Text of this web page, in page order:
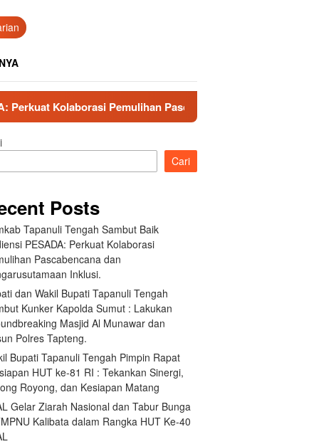
Pemulihan Pascabencana dan Pengarusutamaan Inklusi.
Cari
Posts
Tapanuli Tengah Sambut Baik
PESADA: Perkuat Kolaborasi
Pascabencana dan
Inklusi.
dan Wakil Bupati Tapanuli Tengah
Kunker Kapolda Sumut : Lakukan
Masjid Al Munawar dan
Polres Tapteng.
Bupati Tapanuli Tengah Pimpin Rapat
HUT ke-81 RI : Tekankan Sinergi,
Royong, dan Kesiapan Matang
Gelar Ziarah Nasional dan Tabur Bunga
Kalibata dalam Rangka HUT Ke-40